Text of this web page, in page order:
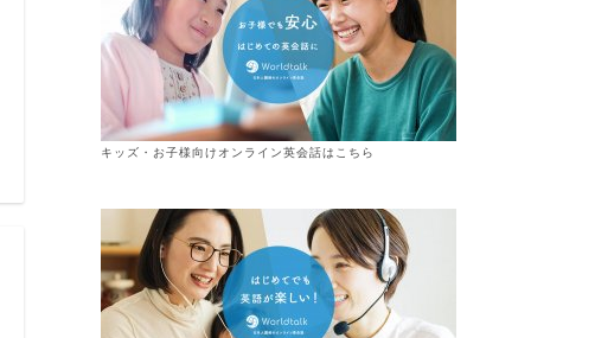
キッズ・お子様向けオンライン英会話はこちら